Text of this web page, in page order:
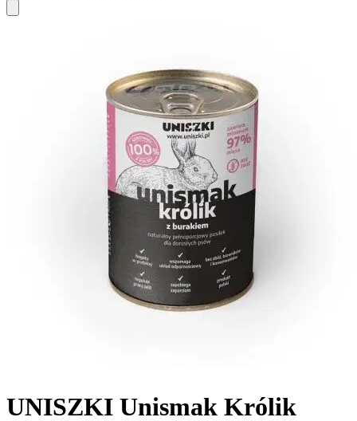
UNISZKI Unismak Królik